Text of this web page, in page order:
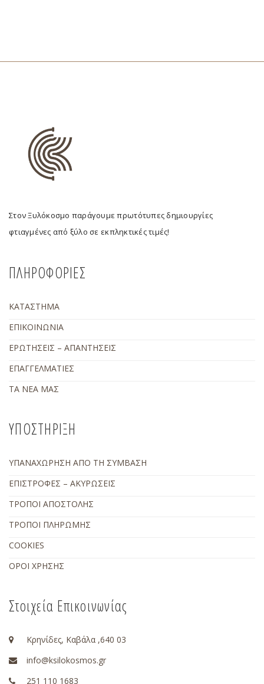
Στον Ξυλόκοσμο παράγουμε πρωτότυπες δημιουργίες
φτιαγμένες από ξύλο σε εκπληκτικές τιμές!
ΠΛΗΡΟΦΟΡΙΕΣ
ΚΑΤΑΣΤΗΜΑ
ΕΠΙΚΟΙΝΩΝΙΑ
ΕΡΩΤΗΣΕΙΣ – ΑΠΑΝΤΗΣΕΙΣ
ΕΠΑΓΓΕΛΜΑΤΙΕΣ
ΤΑ ΝΕΑ ΜΑΣ
ΥΠΟΣΤΗΡΙΞΗ
ΥΠΑΝΑΧΩΡΗΣΗ ΑΠΟ ΤΗ ΣΥΜΒΑΣΗ
ΕΠΙΣΤΡΟΦΕΣ – ΑΚΥΡΩΣΕΙΣ
ΤΡΟΠΟΙ ΑΠΟΣΤΟΛΗΣ
ΤΡΟΠΟΙ ΠΛΗΡΩΜΗΣ
COOKIES
ΟΡΟΙ ΧΡΗΣΗΣ
Στοιχεία Επικοινωνίας
Κρηνίδες, Καβάλα ,640 03
info@ksilokosmos.gr
251 110 1683